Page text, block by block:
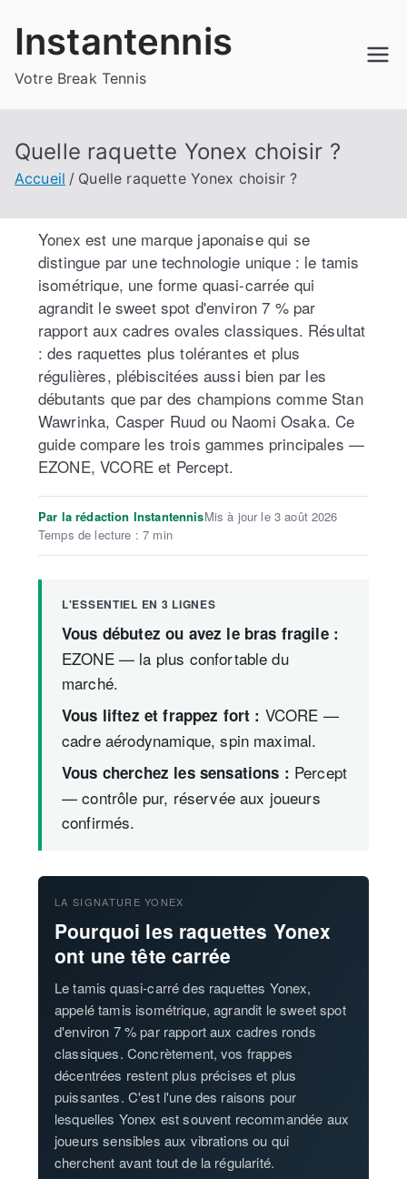
Instantennis
Votre Break Tennis
Quelle raquette Yonex choisir ?
Accueil Quelle raquette Yonex choisir ?
Yonex est une marque japonaise qui se
distingue par une technologie unique : le tamis
isométrique, une forme quasi-carrée qui
agrandit le sweet spot d'environ 7 % par
rapport aux cadres ovales classiques. Résultat
: des raquettes plus tolérantes et plus
régulières, plébiscitées aussi bien par les
débutants que par des champions comme Stan
Wawrinka, Casper Ruud ou Naomi Osaka. Ce
guide compare les trois gammes principales —
EZONE, VCORE et Percept.
Par la rédaction InstantennisMis à jour le 3 août 2026
Temps de lecture : 7 min
L'ESSENTIEL EN 3 LIGNES
Vous débutez ou avez le bras fragile :
EZONE — la plus confortable du
marché.
Vous liftez et frappez fort : VCORE —
cadre aérodynamique, spin maximal.
Vous cherchez les sensations : Percept
— contrôle pur, réservée aux joueurs
confirmés.
LA SIGNATURE YONEX
Pourquoi les raquettes Yonex
ont une tête carrée
Le tamis quasi-carré des raquettes Yonex,
appelé tamis isométrique, agrandit le sweet spot
d'environ 7 % par rapport aux cadres ronds
classiques. Concrètement, vos frappes
décentrées restent plus précises et plus
puissantes. C'est l'une des raisons pour
lesquelles Yonex est souvent recommandée aux
joueurs sensibles aux vibrations ou qui
cherchent avant tout de la régularité.